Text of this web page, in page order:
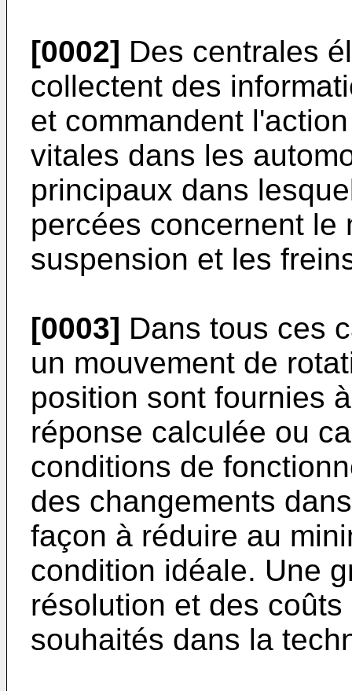
[0002] Des centrales
collectent des
et commandent
vitales dans les
principaux dans
percées concernent le
suspension et les
[0003] Dans tous ces
un mouvement de
position sont fournies
réponse calculée ou
conditions de
des changements
façon à réduire au
condition idéale. Une
résolution et des
souhaités dans la